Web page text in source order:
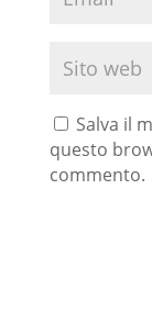
Salva il
questo
commento.